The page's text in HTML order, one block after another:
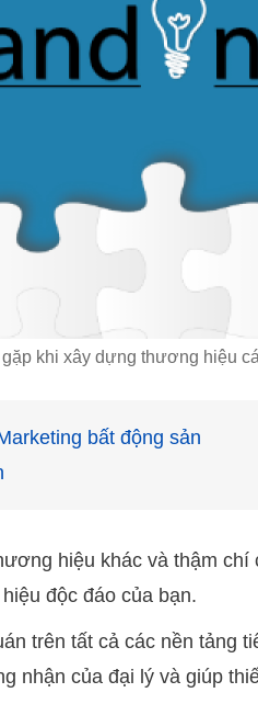
khi xây dựng thương hiệu
bất động sản
hiệu khác và thậm chí
độc đáo của bạn.
trên tất cả các nền tảng
nhận của đại lý và giúp